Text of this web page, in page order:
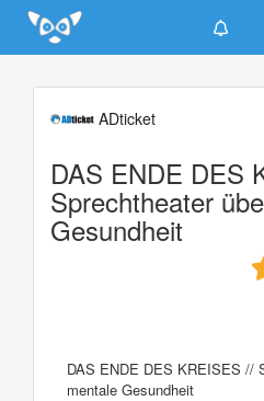
Update cookies preferences
ADticket
DAS ENDE DES
Sprechtheater
Gesundheit
DAS ENDE DES KREISES //
mentale Gesundheit